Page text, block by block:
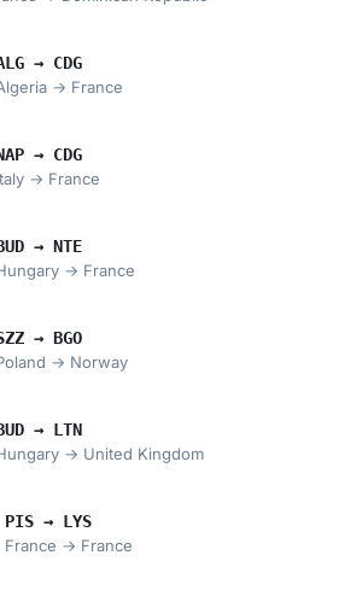
→ CDG
→ France
→ CDG
→ France
→ NTE
→ France
→ BGO
→ Norway
→ LTN
→ United Kingdom
PIS → LYS
France → France